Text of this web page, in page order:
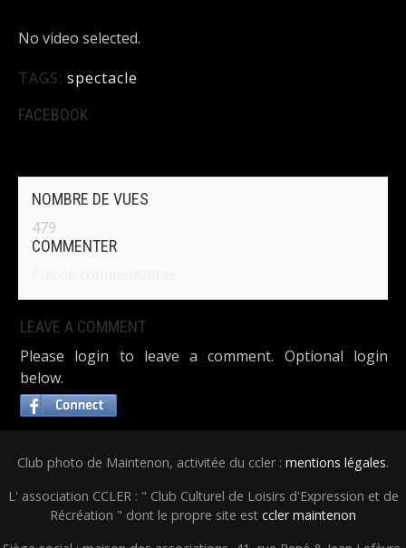
No video selected.
TAGS: spectacle
FACEBOOK
NOMBRE DE VUES
479
COMMENTER
LEAVE A COMMENT
Please login to leave a comment. Optional login
below.
Club photo de Maintenon, activitée du ccler : mentions légales.
L' association CCLER : " Club Culturel de Loisirs d'Expression et de
Récréation " dont le propre site est ccler maintenon